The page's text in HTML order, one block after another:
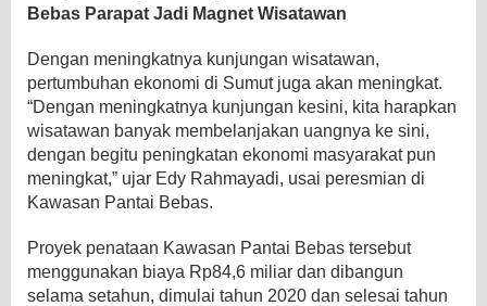
Bebas Parapat Jadi Magnet Wisatawan
Dengan meningkatnya kunjungan wisatawan,
pertumbuhan ekonomi di Sumut juga akan meningkat.
“Dengan meningkatnya kunjungan kesini, kita harapkan
wisatawan banyak membelanjakan uangnya ke sini,
dengan begitu peningkatan ekonomi masyarakat pun
meningkat,” ujar Edy Rahmayadi, usai peresmian di
Kawasan Pantai Bebas.
Proyek penataan Kawasan Pantai Bebas tersebut
menggunakan biaya Rp84,6 miliar dan dibangun
selama setahun, dimulai tahun 2020 dan selesai tahun